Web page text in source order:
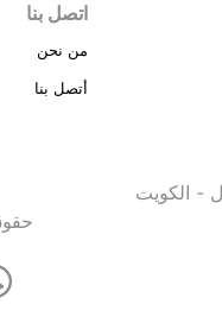
- الكويت
اتصل بنا
من نحن
أتصل بنا
حقوق النشر ©